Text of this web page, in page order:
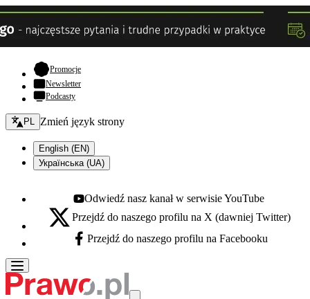
Promocje- otwiera się w nowej karcie
Newsletter
Podcasty
Zmień język - bieżący:
PL Zmień język strony
English (EN)
Українська (UA)
Youtube - otwiera się w nowej karcie
Odwiedź nasz kanał w serwisie YouTube
X - otwiera się w nowej karcie
Przejdź do naszego profilu na X (dawniej Twitter)
Facebook - otwiera się w nowej karcie
Przejdź do naszego profilu na Facebooku